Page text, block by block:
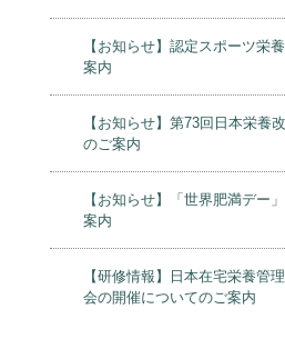
【お知らせ】認定スポーツ栄
案内
【お知らせ】第73回日本栄養
のご案内
【お知らせ】「世界肥満デー
案内
【研修情報】日本在宅栄養管
会の開催についてのご案内